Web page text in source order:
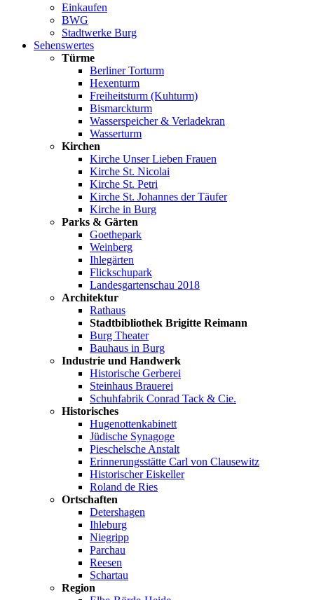
Einkaufen
BWG
Stadtwerke Burg
Sehenswertes
Türme
Berliner Torturm
Hexenturm
Freiheitsturm (Kuhturm)
Bismarckturm
Wasserspeicher & Verladekran
Wasserturm
Kirchen
Kirche Unser Lieben Frauen
Kirche St. Nicolai
Kirche St. Petri
Kirche St. Johannes der Täufer
Kirche in Burg
Parks & Gärten
Goethepark
Weinberg
Ihlegärten
Flickschupark
Landesgartenschau 2018
Architektur
Rathaus
Stadtbibliothek Brigitte Reimann
Burg Theater
Bauhaus in Burg
Industrie und Handwerk
Historische Gerberei
Steinhaus Brauerei
Schuhfabrik Conrad Tack & Cie.
Historisches
Hugenottenkabinett
Jüdische Synagoge
Pieschelsche Anstalt
Erinnerungsstätte Carl von Clausewitz
Historischer Eiskeller
Roland de Ries
Ortschaften
Detershagen
Ihleburg
Niegripp
Parchau
Reesen
Schartau
Region